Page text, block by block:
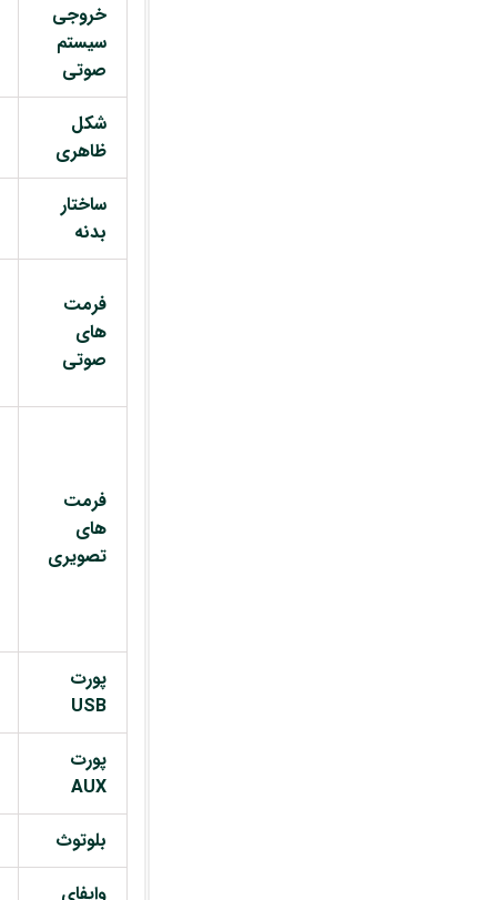
خروجی
سیستم
صوتی
شکل
ظاهری
ساختار
بدنه
فرمت
های
صوتی
فرمت
های
تصویری
پورت
USB
پورت
AUX
بلوتوث
وایفای